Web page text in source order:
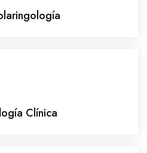
Clínica